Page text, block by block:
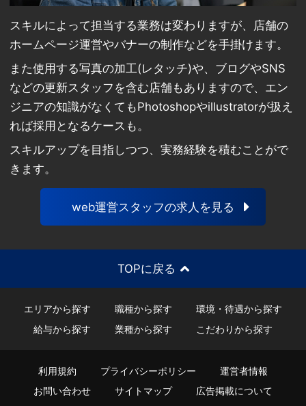
スキルによって担当する業務は変わりますが、店舗の
ホームページ運営やバナーの制作などを手掛けます。
また使用する写真の加工(レタッチ)や、ブログやSNS
などの更新スタッフを含む店舗もありますので、エン
ジニアの知識がなくてもPhotoshopやillustratorが扱え
れば採用となるケースも。
スキルアップを目指しつつ、実務経験を積むことがで
きます。
web運営スタッフの求人を見る
TOPに戻る
エリアから探す 職種から探す
環境・待遇から探す
給与から探す
業種から探す こだわりから探す
利用規約 プライバシーポリシー
運営者情報
お問い合わせ
サイトマップ 広告掲載について